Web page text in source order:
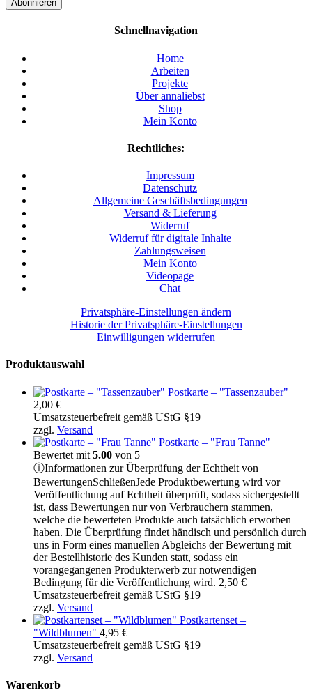
Schnellnavigation
Home
Arbeiten
Projekte
Über annaliebst
Shop
Mein Konto
Rechtliches:
Impressum
Datenschutz
Allgemeine Geschäftsbedingungen
Versand & Lieferung
Widerruf
Widerruf für digitale Inhalte
Zahlungsweisen
Mein Konto
Videopage
Chat
Privatsphäre-Einstellungen ändern
Historie der Privatsphäre-Einstellungen
Einwilligungen widerrufen
Produktauswahl
Postkarte – "Tassenzauber"
2,00 €
Umsatzsteuerbefreit gemäß UStG §19
zzgl. Versand
Postkarte – "Frau Tanne"
Bewertet mit 5.00 von 5
ⓘInformationen zur Überprüfung der Echtheit von
BewertungenSchließenJede Produktbewertung wird vor
Veröffentlichung auf Echtheit überprüft, sodass sichergestellt
ist, dass Bewertungen nur von Verbrauchern stammen,
welche die bewerteten Produkte auch tatsächlich erworben
haben. Die Überprüfung findet händisch und persönlich durch
uns in Form eines manuellen Abgleichs der Bewertung mit
der Bestellhistorie des Kunden statt, sodass ein
vorangegangenen Produkterwerb zur notwendigen
Bedingung für die Veröffentlichung wird. 2,50 €
Umsatzsteuerbefreit gemäß UStG §19
zzgl. Versand
Postkartenset –
"Wildblumen" 4,95 €
Umsatzsteuerbefreit gemäß UStG §19
zzgl. Versand
Warenkorb